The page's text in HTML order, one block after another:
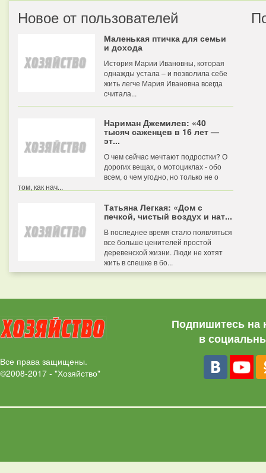
Новое от пользователей
Маленькая птичка для семьи
и дохода
История Марии Ивановны, которая
однажды устала – и позволила себе
жить легче Мария Ивановна всегда
считала...
Нариман Джемилев: «40
тысяч саженцев в 16 лет —
эт...
О чем сейчас мечтают подростки? О
дорогих вещах, о мотоциклах - обо
всем, о чем угодно, но только не о
том, как нач...
Татьяна Легкая: «Дом с
печкой, чистый воздух и нат...
В последнее время стало появляться
все больше ценителей простой
деревенской жизни. Люди не хотят
жить в спешке в бо...
Все права защищены.
©2008-2017 - "Хозяйство"
Подпишитесь на
в